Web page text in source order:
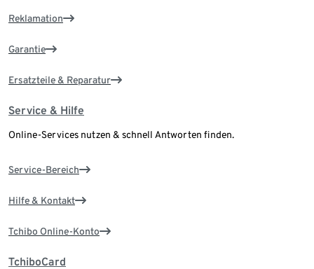
Reklamation
Garantie
Ersatzteile & Reparatur
Service & Hilfe
Online-Services nutzen & schnell Antworten finden.
Service-Bereich
Hilfe & Kontakt
Tchibo Online-Konto
TchiboCard